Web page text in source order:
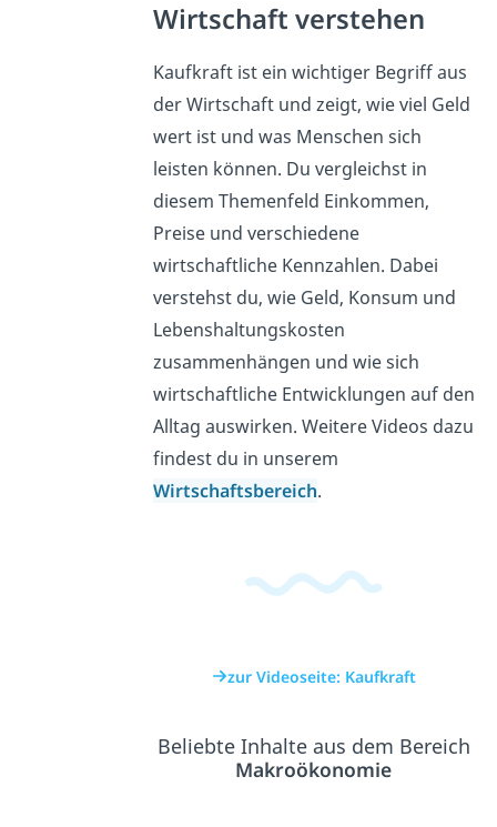
Wirtschaft verstehen
Kaufkraft ist ein wichtiger Begriff aus
der Wirtschaft und zeigt, wie viel Geld
wert ist und was Menschen sich
leisten können. Du vergleichst in
diesem Themenfeld Einkommen,
Preise und verschiedene
wirtschaftliche Kennzahlen. Dabei
verstehst du, wie Geld, Konsum und
Lebenshaltungskosten
zusammenhängen und wie sich
wirtschaftliche Entwicklungen auf den
Alltag auswirken. Weitere Videos dazu
findest du in unserem
Wirtschaftsbereich.
zur Videoseite: Kaufkraft
Beliebte Inhalte aus dem Bereich
Makroökonomie